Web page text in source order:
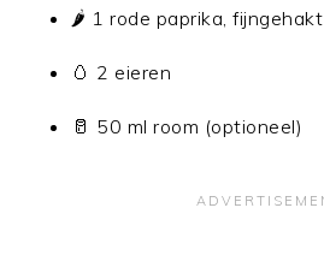
🌶️ 1 rode paprika, fijngehakt
🥚 2 eieren
🥛 50 ml room (optioneel)